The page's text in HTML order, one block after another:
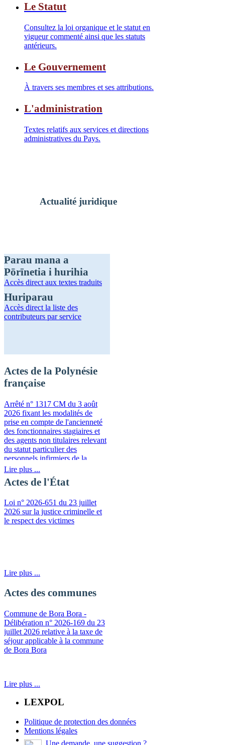
Le Statut
Consultez la loi organique et le statut en
vigueur commenté ainsi que les statuts
antérieurs.
Le Gouvernement
À travers ses membres et ses attributions.
L'administration
Textes relatifs aux services et directions
administratives du Pays.
Actualité juridique
Parau mana a
Pōrīnetia i hurihia
Accès direct aux textes traduits
Huriparau
Accès direct la liste des
contributeurs par service
Actes de la Polynésie
française
Arrêté n° 1317 CM du 3 août
2026 fixant les modalités de
prise en compte de l'ancienneté
des fonctionnaires stagiaires et
des agents non titulaires relevant
du statut particulier des
personnels infirmiers de la
fonction publique de la
Polynésie française
Lire plus ...
Actes de l'État
Loi n° 2026-651 du 23 juillet
2026 sur la justice criminelle et
le respect des victimes
Lire plus ...
Actes des communes
Commune de Bora Bora -
Délibération n° 2026-169 du 23
juillet 2026 relative à la taxe de
séjour applicable à la commune
de Bora Bora
Lire plus ...
LEXPOL
Politique de protection des données
Mentions légales
Une demande, une suggestion ?